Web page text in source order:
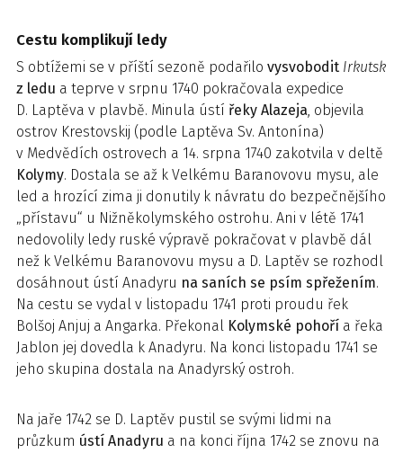
Cestu komplikují ledy
S obtížemi se v příští sezoně podařilo vysvobodit Irkutsk
z ledu a teprve v srpnu 1740 pokračovala expedice
D. Laptěva v plavbě. Minula ústí řeky Alazeja, objevila
ostrov Krestovskij (podle Laptěva Sv. Antonína)
v Medvědích ostrovech a 14. srpna 1740 zakotvila v deltě
Kolymy. Dostala se až k Velkému Baranovovu mysu, ale
led a hrozící zima ji donutily k návratu do bezpečnějšího
„přístavu“ u Nižněkolymského ostrohu. Ani v létě 1741
nedovolily ledy ruské výpravě pokračovat v plavbě dál
než k Velkému Baranovovu mysu a D. Laptěv se rozhodl
dosáhnout ústí Anadyru na saních se psím spřežením.
Na cestu se vydal v listopadu 1741 proti proudu řek
Bolšoj Anjuj a Angarka. Překonal Kolymské pohoří a řeka
Jablon jej dovedla k Anadyru. Na konci listopadu 1741 se
jeho skupina dostala na Anadyrský ostroh.
Na jaře 1742 se D. Laptěv pustil se svými lidmi na
průzkum ústí Anadyru a na konci října 1742 se znovu na